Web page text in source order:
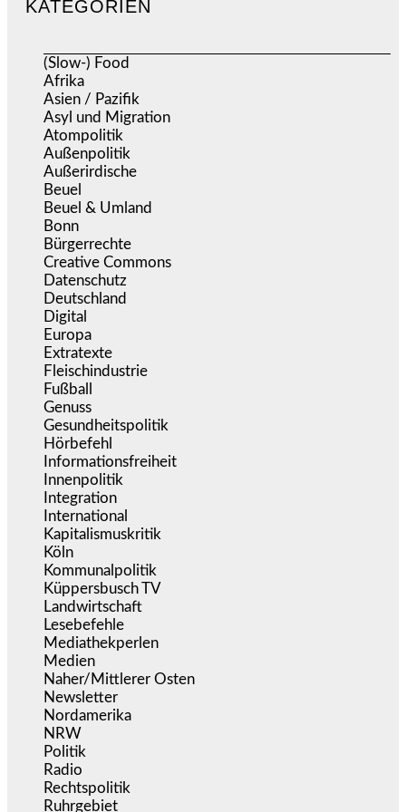
KATEGORIEN
(Slow-) Food
Afrika
Asien / Pazifik
Asyl und Migration
Atompolitik
Außenpolitik
Außerirdische
Beuel
Beuel & Umland
Bonn
Bürgerrechte
Creative Commons
Datenschutz
Deutschland
Digital
Europa
Extratexte
Fleischindustrie
Fußball
Genuss
Gesundheitspolitik
Hörbefehl
Informationsfreiheit
Innenpolitik
Integration
International
Kapitalismuskritik
Köln
Kommunalpolitik
Küppersbusch TV
Landwirtschaft
Lesebefehle
Mediathekperlen
Medien
Naher/Mittlerer Osten
Newsletter
Nordamerika
NRW
Politik
Radio
Rechtspolitik
Ruhrgebiet